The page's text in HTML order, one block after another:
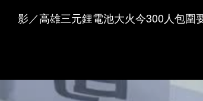
影／高雄三元鋰電池大火今300人包圍